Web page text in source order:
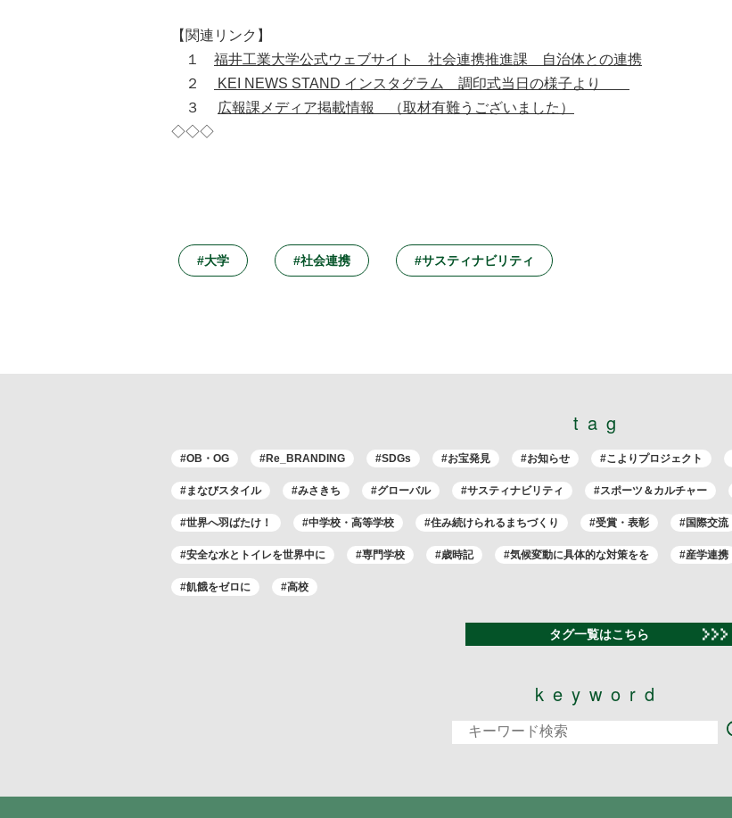
【関連リンク】
１ 福井工業大学公式ウェブサイト 社会連携推進課 自治体との連携
２
KEI NEWS STAND インスタグラム 調印式当日の様子より
３
広報課メディア掲載情報 （取材有難うございました）
◇◇◇
#大学 #社会連携 #サスティナビリティ
tag
#OB・OG #Re_BRANDING #SDGs #お宝発見 #お知らせ #こよりプロジェクト
#まなびスタイル #みさきち #グローバル #サスティナビリティ #スポーツ＆カルチャー
#世界へ羽ばたけ！ #中学校・高等学校 #住み続けられるまちづくり #受賞・表彰 #国際交流
#安全な水とトイレを世界中に #専門学校 #歳時記 #気候変動に具体的な対策をを #産学連携
#飢餓をゼロに #高校
タグ一覧はこちら
keyword